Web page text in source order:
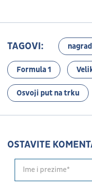
TAGOVI:
Formula 1
Osvoji put na trku
OSTAVITE